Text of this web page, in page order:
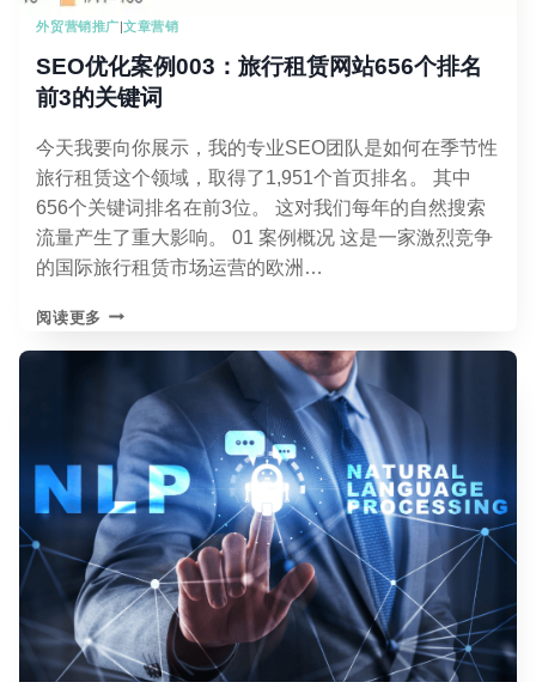
外贸营销推广 |文章营销
SEO优化案例003：旅行租赁网站656个排名
前3的关键词
今天我要向你展示，我的专业SEO团队是如何在季节性
旅行租赁这个领域，取得了1,951个首页排名。 其中
656个关键词排名在前3位。 这对我们每年的自然搜索
流量产生了重大影响。 01 案例概况 这是一家激烈竞争
的国际旅行租赁市场运营的欧洲…
阅读更多 SEO
003：
行
租
赁
网
站
656
个
排
名